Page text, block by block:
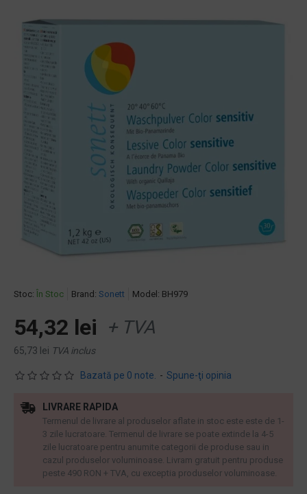
Stoc: În Stoc Brand: Sonett Model: BH979
Bazată pe 0 note. - Spune-ţi opinia
54,32 lei + TVA
65,73 lei TVA inclus
LIVRARE RAPIDA
Termenul de livrare al produselor aflate in stoc este este de 1-
3 zile lucratoare. Termenul de livrare se poate extinde la 4-5
zile lucratoare pentru anumite categorii de produse sau in
cazul produselor voluminoase. Livram gratuit pentru produse
peste 490 RON + TVA, cu exceptia produselor voluminoase.